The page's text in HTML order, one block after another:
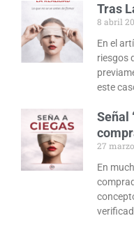
Tras
8 abril
En el
riesgos
este
Señal
27
En